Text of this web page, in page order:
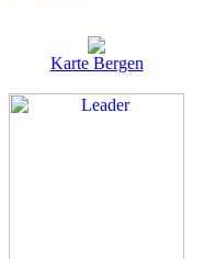
Karte Bergen